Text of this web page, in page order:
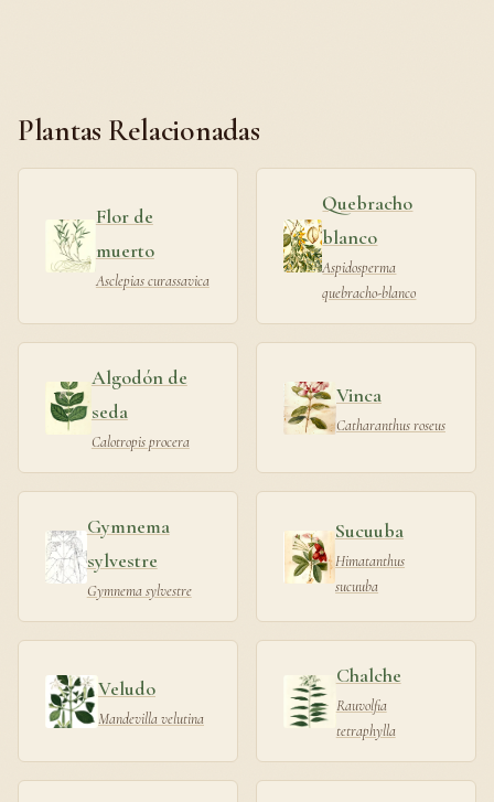
Plantas Relacionadas
Flor de
muerto
Asclepias curassavica
Quebracho
blanco
Aspidosperma
quebracho-blanco
Algodón de
seda
Calotropis procera
Vinca
Catharanthus roseus
Gymnema
sylvestre
Gymnema sylvestre
Sucuuba
Himatanthus
sucuuba
Veludo
Mandevilla velutina
Chalche
Rauvolfia
tetraphylla